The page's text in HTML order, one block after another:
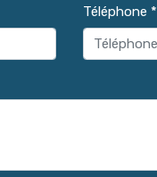
Téléphone *